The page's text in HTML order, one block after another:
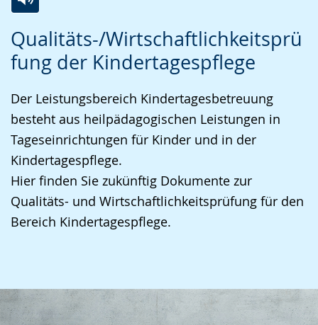
s
e
n
.
ü
t
z
u
n
g
.
ä
r
d
e
n
s
p
r
a
c
h
r
d
Qualitäts-/Wirtschaftlichkeitsprü
fung der Kindertagespflege
Der Leistungsbereich Kindertagesbetreuung
besteht aus heilpädagogischen Leistungen in
Tageseinrichtungen für Kinder und in der
Kindertagespflege.
Hier finden Sie zukünftig Dokumente zur
Qualitäts- und Wirtschaftlichkeitsprüfung für den
Bereich Kindertagespflege.
u
r
e
i
c
h
t
e
n
r
a
k
t
v
i
e
r
e
A
u
o
-
i
n
i
d
e
o
i
n
D
t
s